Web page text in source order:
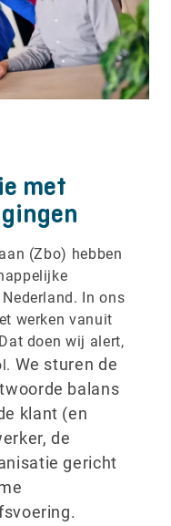
met
(Zbo) hebben
In ons
werken vanuit
doen wij alert,
We sturen de
balans
klant (en
de
gericht